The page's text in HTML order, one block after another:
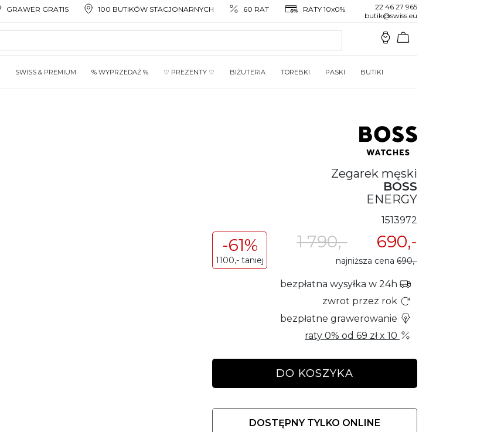
GRAWER GRATIS 100 BUTIKÓW STACJONARNYCH 60 RAT RATY 10x0%
22 46 27 965
butik@swiss.eu
SWISS & PREMIUM % WYPRZEDAŻ % ♡ PREZENTY ♡ BIŻUTERIA TOREBKI PASKI BUTIKI
Zegarek męski
BOSS
ENERGY
1513972
690,-
-61%
1100,- taniej
1 790,-
najniższa cena 690,-
bezpłatna wysyłka w 24h
zwrot przez rok
bezpłatne grawerowanie
raty 0% od 69 złx 10
DO KOSZYKA
DOSTĘPNY TYLKO ONLINE